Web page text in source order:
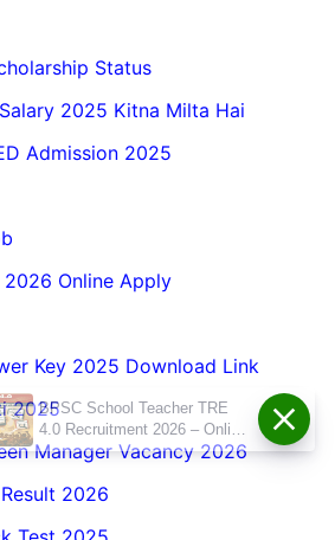
Status
2025 Kitna Milta Hai
Admission 2025
2026 Online Apply
Key 2025 Download Link
2025
Manager Vacancy 2026
2026
BPSC School Teacher TRE
4.0 Recruitment 2026 – Online
Form, Eligibility, Vacancy,